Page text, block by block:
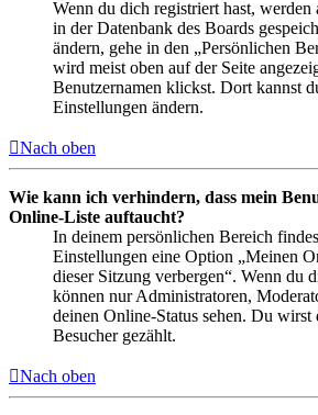
Wenn du dich registriert hast, werden
in der Datenbank des Boards
ändern, gehe in den „Persönlichen
wird meist oben auf der Seite
Benutzernamen klickst. Dort kannst
Einstellungen ändern.
Nach oben
Wie kann ich verhindern, dass mein
Online-Liste auftaucht?
In deinem persönlichen Bereich
Einstellungen eine Option „Meinen
dieser Sitzung verbergen“. Wenn du
können nur Administratoren,
deinen Online-Status sehen. Du wirst
Besucher gezählt.
Nach oben